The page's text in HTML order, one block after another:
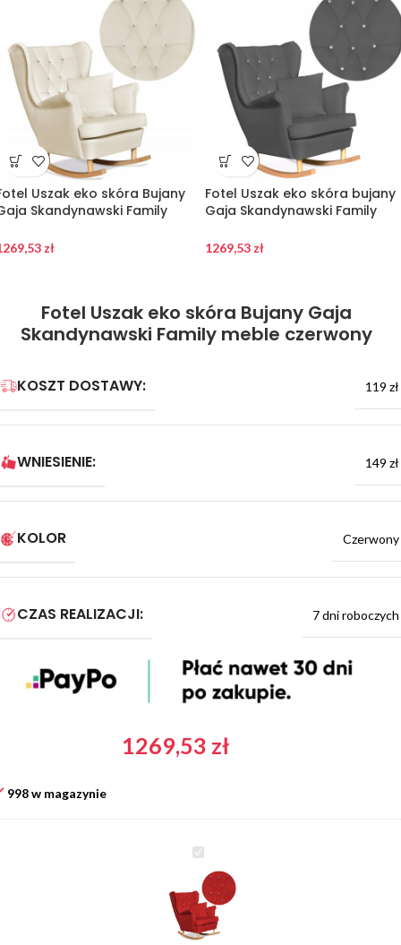
Uszak eko skóra Bujany
Skandynawski Family
zł
Fotel Uszak eko skóra bujany
Gaja Skandynawski Family
1269,53 zł
Fotel Uszak eko skóra Bujany Gaja
Skandynawski Family meble czerwony
KOSZT DOSTAWY: 119 zł
WNIESIENIE: 149 zł
KOLOR Czerwony
CZAS REALIZACJI: 7 dni roboczych
1269,53 zł
998 w magazynie
Fotel
Uszak
eko
skóra
Bujany